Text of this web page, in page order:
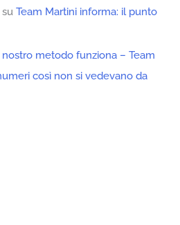
suTeam Martini informa: il punto
metodo funziona – Team
così non si vedevano da